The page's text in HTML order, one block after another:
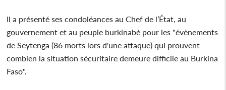
Il a présenté ses condoléances au Chef de l’État, au
gouvernement et au peuple burkinabè pour les "évènements
de Seytenga (86 morts lors d'une attaque) qui prouvent
combien la situation sécuritaire demeure difficile au Burkina
Faso".